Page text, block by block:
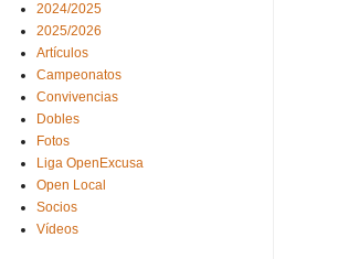
2024/2025
2025/2026
Artículos
Campeonatos
Convivencias
Dobles
Fotos
Liga OpenExcusa
Open Local
Socios
Vídeos